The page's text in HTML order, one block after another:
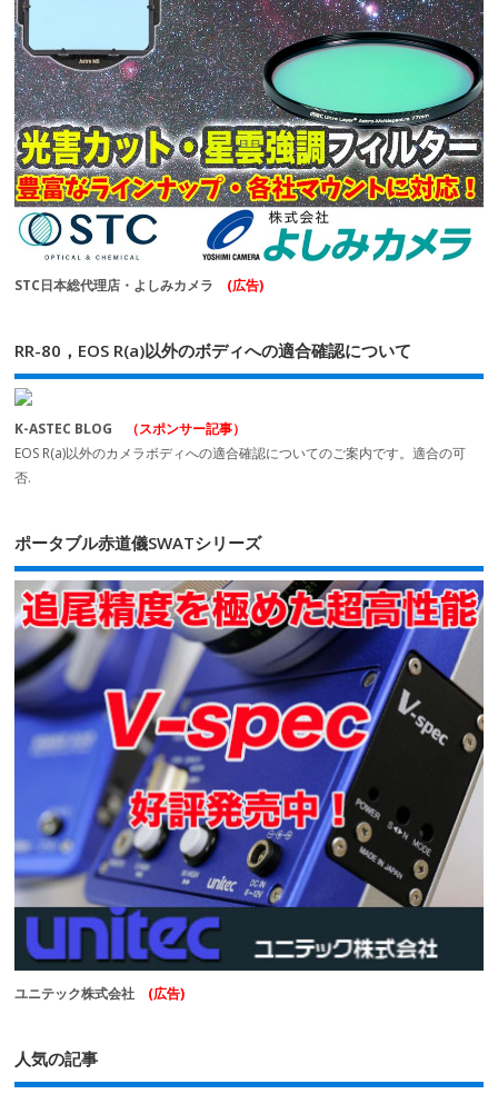
STC日本総代理店・よしみカメラ (広告)
RR-80，EOS R(a)以外のボディへの適合確認について
K-ASTEC BLOG
（スポンサー記事）
EOS R(a)以外のカメラボディへの適合確認についてのご案内です。適合の可
否.
ポータブル赤道儀SWATシリーズ
ユニテック株式会社 (広告)
人気の記事